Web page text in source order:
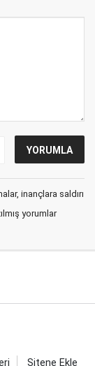
inançlara saldırı
yorumlar
Sitene Ekle